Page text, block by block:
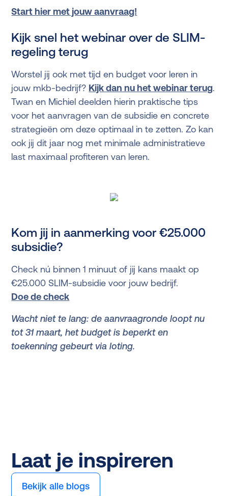
Start hier met jouw aanvraag!
Kijk snel het webinar over de SLIM-
regeling terug
Worstel jij ook met tijd en budget voor leren in
jouw mkb-bedrijf? Kijk dan nu het webinar terug.
Twan en Michiel deelden hierin praktische tips
voor het aanvragen van de subsidie en concrete
strategieën om deze optimaal in te zetten. Zo kan
ook jij dit jaar nog met minimale administratieve
last maximaal profiteren van leren.
Kom jij in aanmerking voor €25.000
subsidie?
Check nú binnen 1 minuut of jij kans maakt op
€25.000 SLIM-subsidie voor jouw bedrijf.
Doe de check
Wacht niet te lang: de aanvraagronde loopt nu
tot 31 maart, het budget is beperkt en
toekenning gebeurt via loting.
Laat je inspireren
Bekijk alle blogs